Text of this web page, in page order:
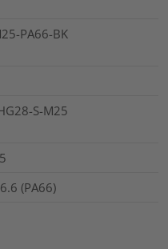
PA66-BK
S-M25
(PA66)